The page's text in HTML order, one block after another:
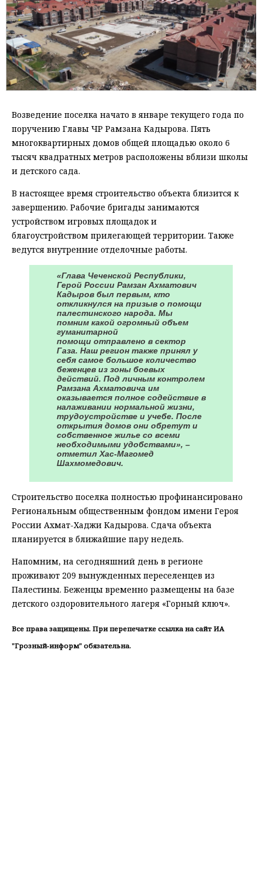
Возведение поселка начато в январе текущего года по
поручению Главы ЧР Рамзана Кадырова. Пять
многоквартирных домов общей площадью около 6
тысяч квадратных метров расположены вблизи школы
и детского сада.
В настоящее время строительство объекта близится к
завершению. Рабочие бригады занимаются
устройством игровых площадок и
благоустройством прилегающей территории. Также
ведутся внутренние отделочные работы.
«Глава Чеченской Республики,
Герой России Рамзан Ахматович
Кадыров был первым, кто
откликнулся на призыв о помощи
палестинского народа. Мы
помним какой огромный объем
гуманитарной
помощи отправлено в сектор
Газа. Наш регион также принял у
себя самое большое количество
беженцев из зоны боевых
действий. Под личным контролем
Рамзана Ахматовича им
оказывается полное содействие в
налаживании нормальной жизни,
трудоустройстве и учебе. После
открытия домов они обретут и
собственное жилье со всеми
необходимыми удобствами», –
отметил Хас-Магомед
Шахмомедович.
Строительство поселка полностью профинансировано
Региональным общественным фондом имени Героя
России Ахмат-Хаджи Кадырова. Сдача объекта
планируется в ближайшие пару недель.
Напомним, на сегодняшний день в регионе
проживают 209 вынужденных переселенцев из
Палестины. Беженцы временно размещены на базе
детского оздоровительного лагеря «Горный ключ».
Все права защищены. При перепечатке ссылка на сайт ИА
"Грозный-информ" обязательна.